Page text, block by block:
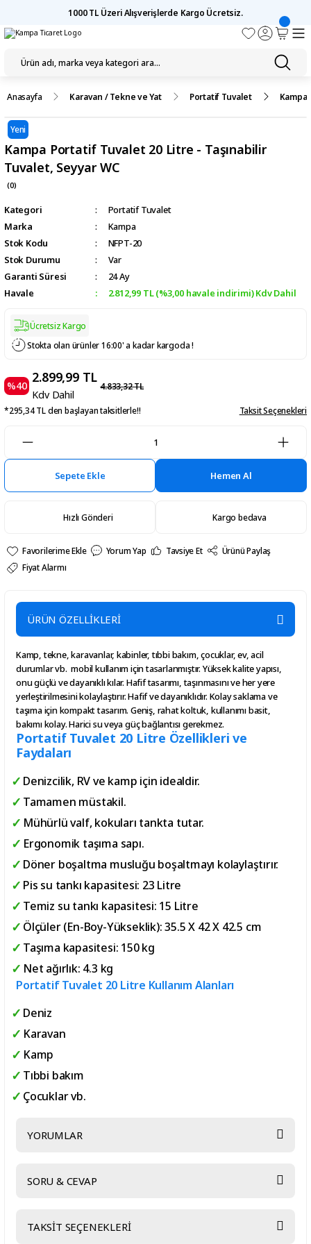
1000 TL Üzeri Alışverişlerde Kargo Ücretsiz.
Anasayfa Karavan / Tekne ve Yat Portatif Tuvalet Kampa
Yeni
Kampa Portatif Tuvalet 20 Litre - Taşınabilir
Tuvalet, Seyyar WC
(0)
Kategori
Portatif Tuvalet
Marka
Kampa
Stok Kodu
NFPT-20
Stok Durumu
Var
Garanti Süresi
24 Ay
Havale
2.812,99 TL (%3,00 havale indirimi) Kdv Dahil
Ücretsiz Kargo
Stokta olan ürünler 16:00' a kadar kargoda !
%40
2.899,99 TL
Kdv Dahil
4.833,32 TL
*295,34 TL den başlayan taksitlerle!! Taksit Seçenekleri
Sepete Ekle Hemen Al
Hızlı Gönderi Kargo bedava
Yorum Yap Tavsiye Et
Ürünü Paylaş
Fiyat Alarmı
ÜRÜN ÖZELLİKLERİ
Kamp, ​​​​tekne, karavanlar, kabinler, tıbbi bakım, çocuklar, ev, acil
durumlar vb. mobil kullanım için tasarlanmıştır. Yüksek kalite yapısı,
onu güçlü ve dayanıklı kılar. Hafif tasarımı, taşınmasını ve her yere
yerleştirilmesini kolaylaştırır. Hafif ve dayanıklıdır. Kolay saklama ve
taşıma için kompakt tasarım. Geniş, rahat koltuk, kullanımı basit,
bakımı kolay. Harici su veya güç bağlantısı gerekmez.
Portatif Tuvalet 20 Litre Özellikleri ve
Faydaları
Denizcilik, RV ve kamp için idealdir.
Tamamen müstakil.
Mühürlü valf, kokuları tankta tutar.
Ergonomik taşıma sapı.
Döner boşaltma musluğu boşaltmayı kolaylaştırır.
Pis su tankı kapasitesi: 23 Litre
Temiz su tankı kapasitesi: 15 Litre
Ölçüler (En-Boy-Yükseklik): 35.5 X 42 X 42.5 cm
Taşıma kapasitesi: 150 kg
Net ağırlık: 4.3 kg
Portatif Tuvalet 20 Litre Kullanım Alanları
Deniz
Karavan
Kamp
Tıbbi bakım
Çocuklar vb.
YORUMLAR
SORU & CEVAP
TAKSİT SEÇENEKLERİ